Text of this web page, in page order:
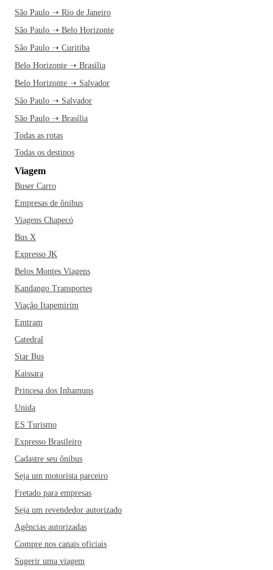
São Paulo ➝ Rio de Janeiro
São Paulo ➝ Belo Horizonte
São Paulo ➝ Curitiba
Belo Horizonte ➝ Brasília
Belo Horizonte ➝ Salvador
São Paulo ➝ Salvador
São Paulo ➝ Brasília
Todas as rotas
Todas os destinos
Viagem
Buser Carro
Empresas de ônibus
Viagens Chapecó
Bus X
Expresso JK
Belos Montes Viagens
Kandango Transportes
Viação Itapemirim
Emtram
Catedral
Star Bus
Kaissara
Princesa dos Inhamuns
Unida
ES Turismo
Expresso Brasileiro
Cadastre seu ônibus
Seja um motorista parceiro
Fretado para empresas
Seja um revendedor autorizado
Agências autorizadas
Compre nos canais oficiais
Sugerir uma viagem